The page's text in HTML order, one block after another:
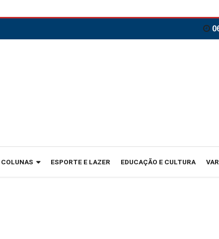
COLUNAS ESPORTE E LAZER EDUCAÇÃO E CULTURA